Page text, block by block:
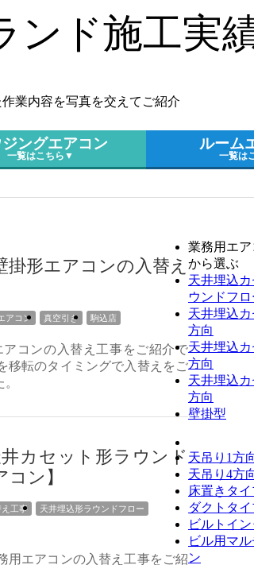
ンド施工実
業内容を写真を交えてご紹介
ングエアコン
一覧はこちら▼
ルーム
一覧は
形エアコンの入替え
アコン 真空引き 駒込店
コンの入替え工事をご紹介で
移転のタイミングで入替えをご
カセット形ラウンド
ン】
え工事
天井埋込形ラウンドフロー
用エアコンの入替え工事をご紹
業務用エ
から選ぶ
天井埋込
ウンドフロ
天井埋込
方向
天井埋込
方向
天井埋込カ
方向
壁掛型
天吊り1方
天吊り4方
床置きタ
ダクトタ
ビルトイ
ビル用マ
ン